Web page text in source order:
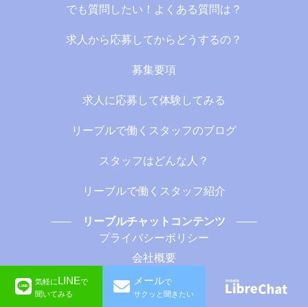
でも質問したい！よくある質問は？
求人から応募してからどうするの？
募集要項
求人に応募して体験してみる
リーブルで働くスタッフのブログ
スタッフはどんな人？
リーブルで働くスタッフ紹介
リーブルチャットコンテンツ
プライバシーポリシー
会社概要
©︎LibreChat
気軽にLINEで
聞いてみる
メールで
サクッと聞きたい